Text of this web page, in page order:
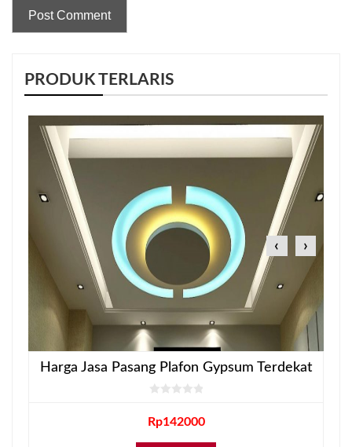
PRODUK TERLARIS
Harga Jasa Pasang Plafon Gypsum Terdekat
Rp142000
‹ ›